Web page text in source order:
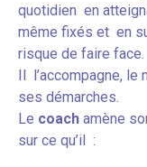
quotidien en
même fixés et en
risque de faire face.
Il l’accompagne, le
ses démarches.
Le coach amène
sur ce qu’il :